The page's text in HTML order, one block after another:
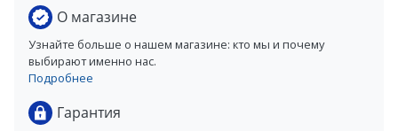
О магазине
Узнайте больше о нашем магазине: кто мы и почему
выбирают именно нас.
Подробнее
Гарантия